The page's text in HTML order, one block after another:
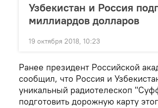
Узбекистан и Россия
миллиардов долларов
19 октября 2018, 10:23
Ранее президент Российской
сообщил, что Россия и
уникальный радиотелескоп
подготовить дорожную карту